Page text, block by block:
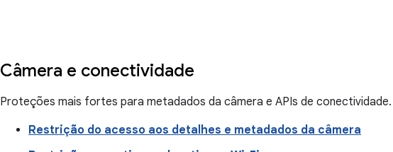
Câmera e conectividade
Proteções mais fortes para metadados da câmera e APIs de conectividade.
Restrição do acesso aos detalhes e metadados da câmera